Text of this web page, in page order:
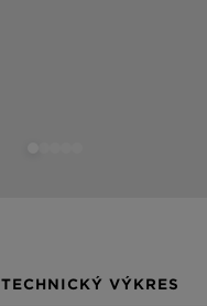
TECHNICKÝ VÝKRES